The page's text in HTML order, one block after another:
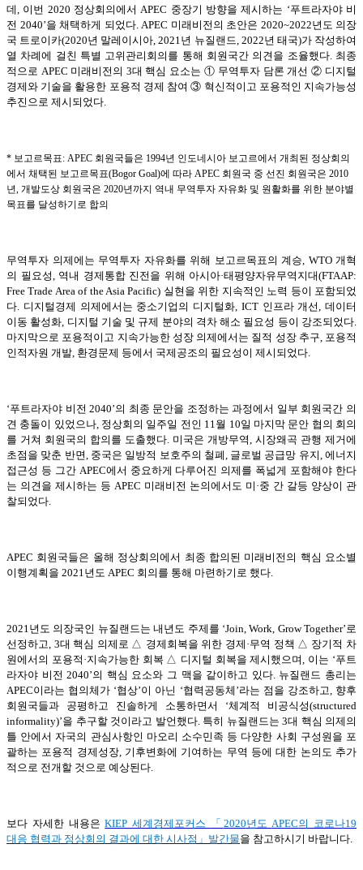
데, 이번 2020 정상회의에서 APEC 중장기 방향을 제시하는 ‘푸트라자야 비
전 2040’을 채택하게 되었다. APEC 미래비전의 초안은 2020~2022년도 의장
국 트로이카(2020년 말레이시아, 2021년 뉴질랜드, 2022년 태국)가 작성하여
열 차례에 걸친 특별 고위관리회의를 통해 회원국간 의견을 조율했다. 최종
적으로 APEC 미래비전의 3대 핵심 요소는 ① 무역투자 담론 개선 ② 디지털
경제와 기술을 활용한 포용적 경제 참여 ③ 혁신적이고 포용적인 지속가능성
추진으로 제시되었다.
* 보고르목표: APEC 회원국들은 1994년 인도네시아 보고르에서 개최된 정상회의
에서 채택된 보고르목표(Bogor Goal)에 따라 APEC 회원국 중 선진 회원국은 2010
년, 개발도상 회원국은 2020년까지 역내 무역투자 자유화 및 원활화를 위한 분야별
목표를 달성하기로 합의
무역투자 의제에는 무역투자 자유화를 위해 보고르목표의 계승, WTO 개혁
의 필요성, 역내 경제통합 진전을 위해 아시아·태평양자유무역지대(FTAAP:
Free Trade Area of the Asia Pacific) 실현을 위한 지속적인 노력 등이 포함되었
다. 디지털경제 의제에서는 중소기업의 디지털화, ICT 인프라 개선, 데이터
이동 활성화, 디지털 기술 및 규제 분야의 격차 해소 필요성 등이 강조되었다.
마지막으로 포용적이고 지속가능한 성장 의제에서는 질적 성장 추구, 포용적
인적자원 개발, 환경문제 등에서 국제공조의 필요성이 제시되었다.
‘푸트라자야 비전 2040’의 최종 문안을 조정하는 과정에서 일부 회원국간 의
견 충돌이 있었으나, 정상회의 일주일 전인 11월 10일 마지막 문안 협의 회의
를 거쳐 회원국의 합의를 도출했다. 미국은 개방무역, 시장왜곡 관행 제거에
초점을 맞춘 반면, 중국은 일방적 보호주의 철폐, 글로벌 공급망 유지, 에너지
접근성 등 그간 APEC에서 중요하게 다루어진 의제를 폭넓게 포함해야 한다
는 의견을 제시하는 등 APEC 미래비전 논의에서도 미·중 간 갈등 양상이 관
찰되었다.
APEC 회원국들은 올해 정상회의에서 최종 합의된 미래비전의 핵심 요소별
이행계획을 2021년도 APEC 회의를 통해 마련하기로 했다.
2021년도 의장국인 뉴질랜드는 내년도 주제를 ‘Join, Work, Grow Together’로
선정하고, 3대 핵심 의제로 △ 경제회복을 위한 경제·무역 정책 △ 장기적 차
원에서의 포용적·지속가능한 회복 △ 디지털 회복을 제시했으며, 이는 ‘푸트
라자야 비전 2040’의 핵심 요소와 그 맥을 같이하고 있다. 뉴질랜드 총리는
APEC이라는 협의체가 ‘협상’이 아닌 ‘협력공동체’라는 점을 강조하고, 향후
회원국들과 공평하고 진솔하게 소통하면서 ‘체계적 비공식성(structured
informality)’을 추구할 것이라고 발언했다. 특히 뉴질랜드는 3대 핵심 의제의
틀 안에서 자국의 관심사항인 마오리 소수민족 등 다양한 사회 구성원을 포
괄하는 포용적 경제성장, 기후변화에 기여하는 무역 등에 대한 논의도 추가
적으로 전개할 것으로 예상된다.
보다 자세한 내용은KIEP 세계경제포커스 「 2020년도 APEC의 코로나19
대응 협력과 정상회의 결과에 대한 시사점 」 발간물을 참고하시기 바랍니다